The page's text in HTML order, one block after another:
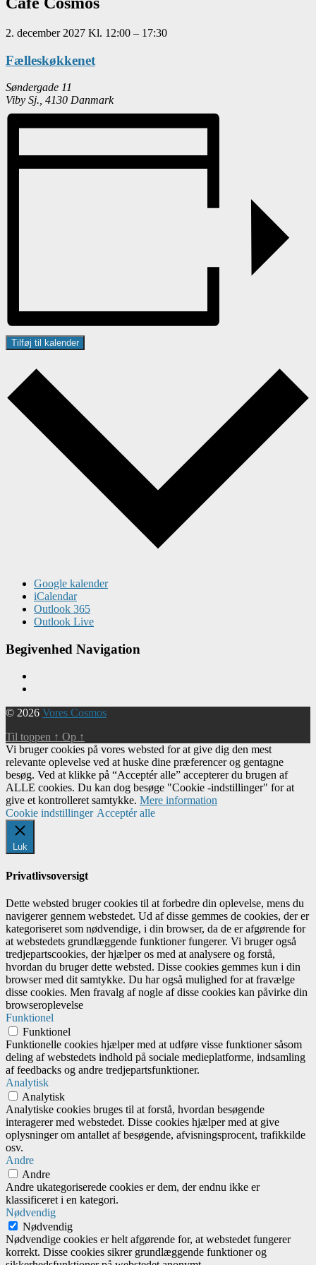
2. december 2027 Kl. 12:00 – 17:30
Fælleskøkkenet
Søndergade 11
Viby Sj. 4130 Danmark
Tilføj til kalender
Google kalender
iCalendar
Outlook 365
Outlook Live
Begivenhed Navigation
© 2026 Vores Cosmos
Til toppen ↑ Op ↑
Vi bruger cookies på vores websted for at give dig den mest
relevante oplevelse ved at huske dine præferencer og gentagne
besøg. Ved at klikke på “Acceptér alle” accepterer du brugen af ​​
ALLE cookies. Du kan dog besøge "Cookie -indstillinger" for at
give et kontrolleret samtykke. Mere information
Cookie indstillinger Acceptér alle
Luk
Privatlivsoversigt
Dette websted bruger cookies til at forbedre din oplevelse, mens du
navigerer gennem webstedet. Ud af disse gemmes de cookies, der er
kategoriseret som nødvendige, i din browser, da de er afgørende for
at webstedets grundlæggende funktioner fungerer. Vi bruger også
tredjepartscookies, der hjælper os med at analysere og forstå,
hvordan du bruger dette websted. Disse cookies gemmes kun i din
browser med dit samtykke. Du har også mulighed for at fravælge
disse cookies. Men fravalg af nogle af disse cookies kan påvirke din
browseroplevelse
Funktionel
Funktionel
Funktionelle cookies hjælper med at udføre visse funktioner såsom
deling af webstedets indhold på sociale medieplatforme, indsamling
af feedbacks og andre tredjepartsfunktioner.
Analytisk
Analytisk
Analytiske cookies bruges til at forstå, hvordan besøgende
interagerer med webstedet. Disse cookies hjælper med at give
oplysninger om antallet af besøgende, afvisningsprocent, trafikkilde
osv.
Andre
Andre
Andre ukategoriserede cookies er dem, der endnu ikke er
klassificeret i en kategori.
Nødvendig
Nødvendig
Nødvendige cookies er helt afgørende for, at webstedet fungerer
korrekt. Disse cookies sikrer grundlæggende funktioner og